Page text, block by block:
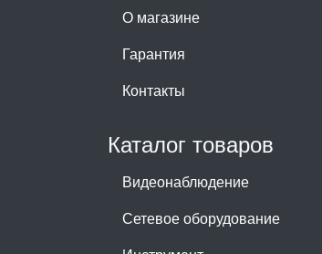
О магазине
Гарантия
Контакты
Каталог товаров
Видеонаблюдение
Сетевое оборудование